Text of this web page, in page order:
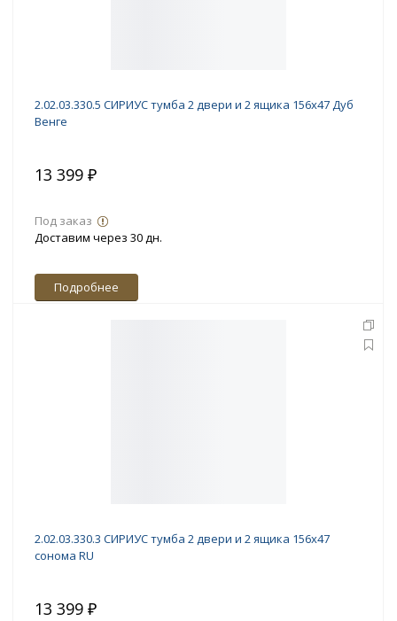
2.02.03.330.5 СИРИУС тумба 2 двери и 2 ящика 156х47 Дуб
Венге
13 399 ₽
Под заказ
Доставим через 30 дн.
Подробнее
2.02.03.330.3 СИРИУС тумба 2 двери и 2 ящика 156х47
сонома RU
13 399 ₽